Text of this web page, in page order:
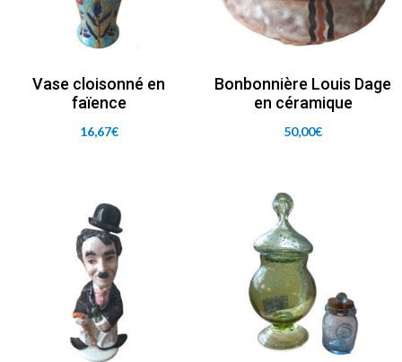
Vase cloisonné en
faïence
16,67€
Bonbonnière Louis Dage
en céramique
50,00€